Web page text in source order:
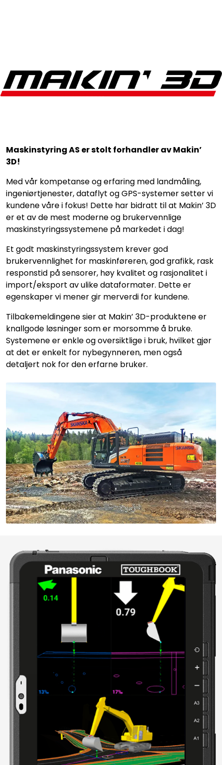
Maskinstyring AS er stolt forhandler av Makin’
3D!
Med vår kompetanse og erfaring med landmåling,
ingeniørtjenester, dataflyt og GPS-systemer setter vi
kundene våre i fokus! Dette har bidratt til at Makin’ 3D
er et av de mest moderne og brukervennlige
maskinstyringssystemene på markedet i dag!
Et godt maskinstyringssystem krever god
brukervennlighet for maskinføreren, god grafikk, rask
responstid på sensorer, høy kvalitet og rasjonalitet i
import/eksport av ulike dataformater. Dette er
egenskaper vi mener gir merverdi for kundene.
Tilbakemeldingene sier at Makin’ 3D-produktene er
knallgode løsninger som er morsomme å bruke.
Systemene er enkle og oversiktlige i bruk, hvilket gjør
at det er enkelt for nybegynneren, men også
detaljert nok for den erfarne bruker.
Tjenester
Referanser
Kontakt oss
Laserbutikken